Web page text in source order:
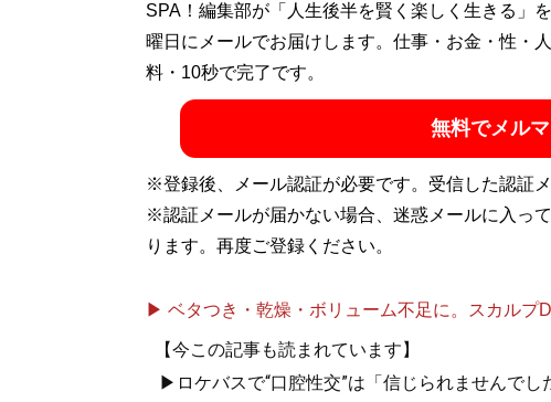
記事一覧へ
SPA！編集部が「人生後半を賢く楽しく生きる」
曜日にメールでお届けします。仕事・お金・性・
料・10秒で完了です。
無料でメル
※登録後、メール認証が必要です。受信した認証
※認証メールが届かない場合、迷惑メールに入っ
ります。再度ご登録ください。
▶ ベタつき・乾燥・ボリューム不足に。スカルプ
【今この記事も読まれています】
▶ロケバスで“口腔性交”は「信じられませんで